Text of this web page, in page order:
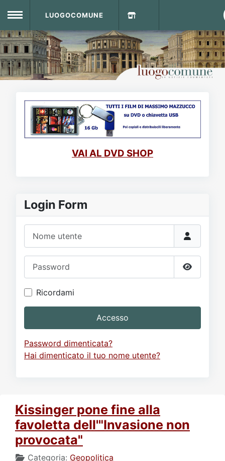
MENU
Home
DVD Shop
Sito
Forum
LUOGOCOMUNE
VAI AL DVD SHOP
Login Form
Mostra
Ricordami
Accesso
Password dimenticata?
Hai dimenticato il tuo nome utente?
Kissinger pone fine alla
favoletta dell'"Invasione non
provocata"
Categoria: Geopolitica